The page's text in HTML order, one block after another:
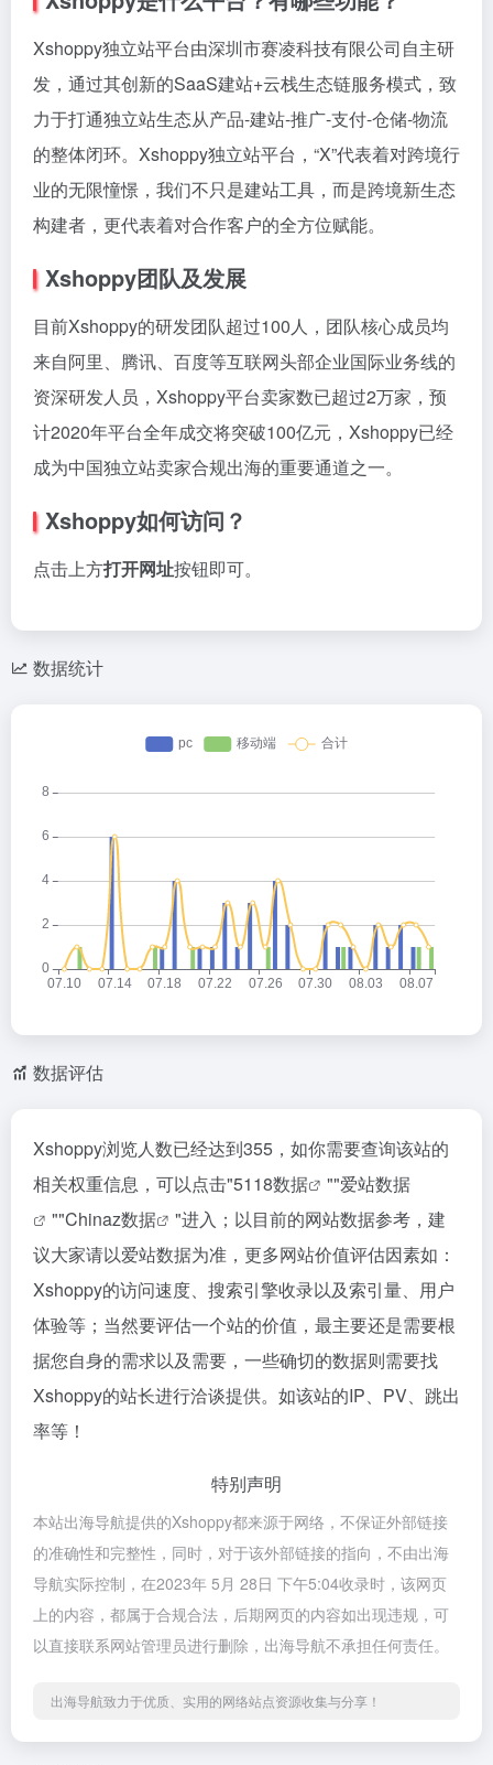
Xshoppy独立站平台由深圳市赛凌科技有限公司自主研
发，通过其创新的SaaS建站+云栈生态链服务模式，致
力于打通独立站生态从产品-建站-推广-支付-仓储-物流
的整体闭环。Xshoppy独立站平台，“X”代表着对跨境行
业的无限憧憬，我们不只是建站工具，而是跨境新生态
构建者，更代表着对合作客户的全方位赋能。
Xshoppy团队及发展
目前Xshoppy的研发团队超过100人，团队核心成员均
来自阿里、腾讯、百度等互联网头部企业国际业务线的
资深研发人员，Xshoppy平台卖家数已超过2万家，预
计2020年平台全年成交将突破100亿元，Xshoppy已经
成为中国独立站卖家合规出海的重要通道之一。
Xshoppy如何访问？
点击上方打开网址按钮即可。
数据统计
数据评估
Xshoppy浏览人数已经达到355，如你需要查询该站的
相关权重信息，可以点击"5118数据 ""爱站数据
""Chinaz数据
"进入；以目前的网站数据参考，建
议大家请以爱站数据为准，更多网站价值评估因素如：
Xshoppy的访问速度、搜索引擎收录以及索引量、用户
体验等；当然要评估一个站的价值，最主要还是需要根
据您自身的需求以及需要，一些确切的数据则需要找
Xshoppy的站长进行洽谈提供。如该站的IP、PV、跳出
率等！
特别声明
本站出海导航提供的Xshoppy都来源于网络，不保证外部链接
的准确性和完整性，同时，对于该外部链接的指向，不由出海
导航实际控制，在2023年 5月 28日 下午5:04收录时，该网页
上的内容，都属于合规合法，后期网页的内容如出现违规，可
以直接联系网站管理员进行删除，出海导航不承担任何责任。
出海导航致力于优质、实用的网络站点资源收集与分享！